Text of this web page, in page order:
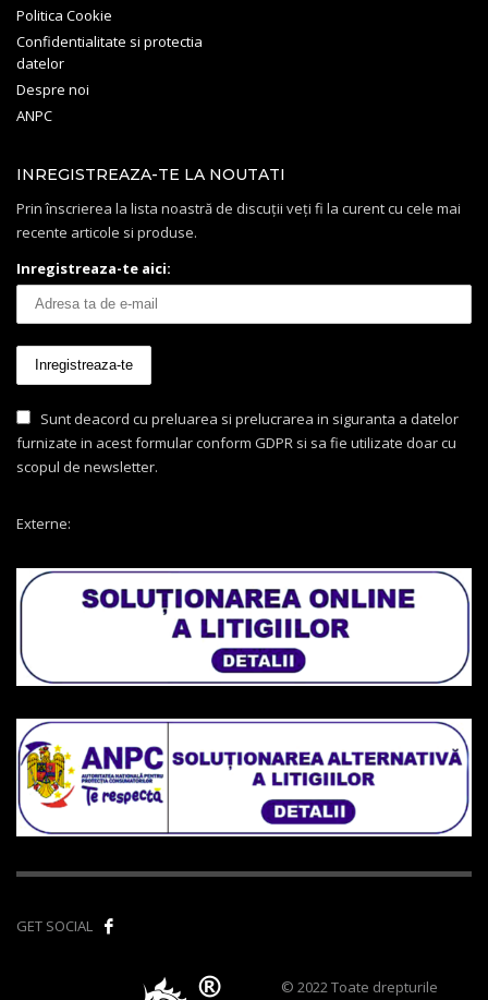
Politica Cookie
Confidentialitate si protectia
datelor
Despre noi
ANPC
INREGISTREAZA-TE LA NOUTATI
Prin înscrierea la lista noastră de discuții veți fi la curent cu cele mai
recente articole si produse.
Inregistreaza-te aici:
Sunt deacord cu preluarea si prelucrarea in siguranta a datelor
furnizate in acest formular conform GDPR si sa fie utilizate doar cu
scopul de newsletter.
Externe:
GET SOCIAL
© 2022 Toate drepturile